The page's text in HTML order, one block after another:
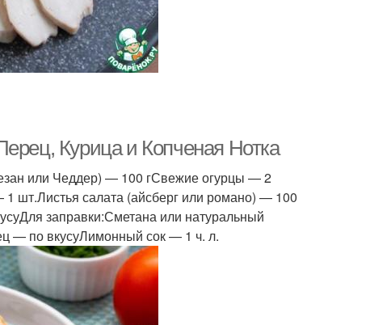
Курица и Копченая Нотка
или Чеддер) — 100 гСвежие огурцы — 2
шт.Листья салата (айсберг или романо) — 100
заправки:Сметана или натуральный
— по вкусуЛимонный сок — 1 ч. л.